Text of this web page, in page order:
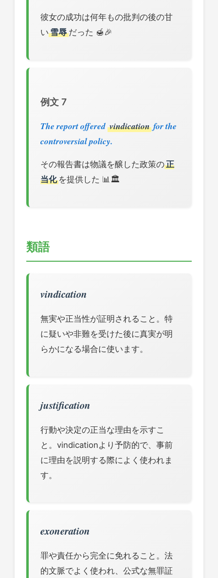
彼女の成功は何年もの批判の後の甘
い 雪辱だった 🍯🎉
例文 7
The report offered vindication for the
controversial policy.
その報告書は物議を醸した政策の正
当化 を提供した 📊🏛️
類語
vindication
無実や正当性が証明されること。特
に疑いや非難を受けた後に真実が明
らかになる場合に使います。
justification
行動や決定の正当な理由を示すこ
と。vindicationより予防的で、事前
に理由を説明する際によく使われま
す。
exoneration
罪や責任から完全に免れること。法
的文脈でよく使われ、公式な無罪証